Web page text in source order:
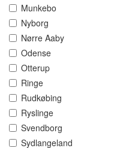
Munkebo
Nyborg
Nørre Aaby
Odense
Otterup
Ringe
Rudkøbing
Ryslinge
Svendborg
Sydlangeland